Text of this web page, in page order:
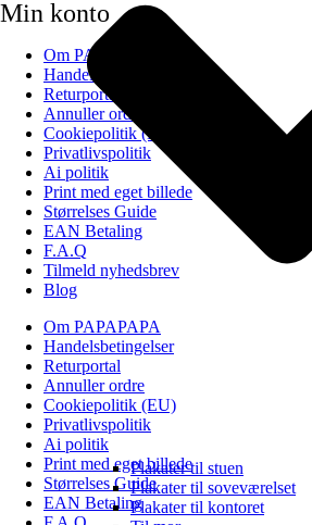
Plakater til stuen
Plakater til soveværelset
Plakater til kontoret
Min konto
Om PAPAPAPA
Handelsbetingelser
Returportal
Annuller ordre
Cookiepolitik (EU)
Privatlivspolitik
Ai politik
Print med eget billede
Størrelses Guide
EAN Betaling
F.A.Q
Tilmeld nyhedsbrev
Blog
Om PAPAPAPA
Handelsbetingelser
Returportal
Annuller ordre
Cookiepolitik (EU)
Privatlivspolitik
Ai politik
Print med eget billede
Størrelses Guide
EAN Betaling